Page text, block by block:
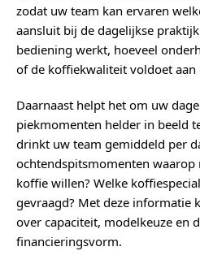
zodat uw team kan ervaren
aansluit bij de dagelijkse
bediening werkt, hoeveel
of de koffiekwaliteit voldoet aan
Daarnaast helpt het om uw
piekmomenten helder in beeld
drinkt uw team gemiddeld per
ochtendspitsmomenten waarop
koffie willen? Welke
gevraagd? Met deze informatie
over capaciteit, modelkeuze en
financieringsvorm.